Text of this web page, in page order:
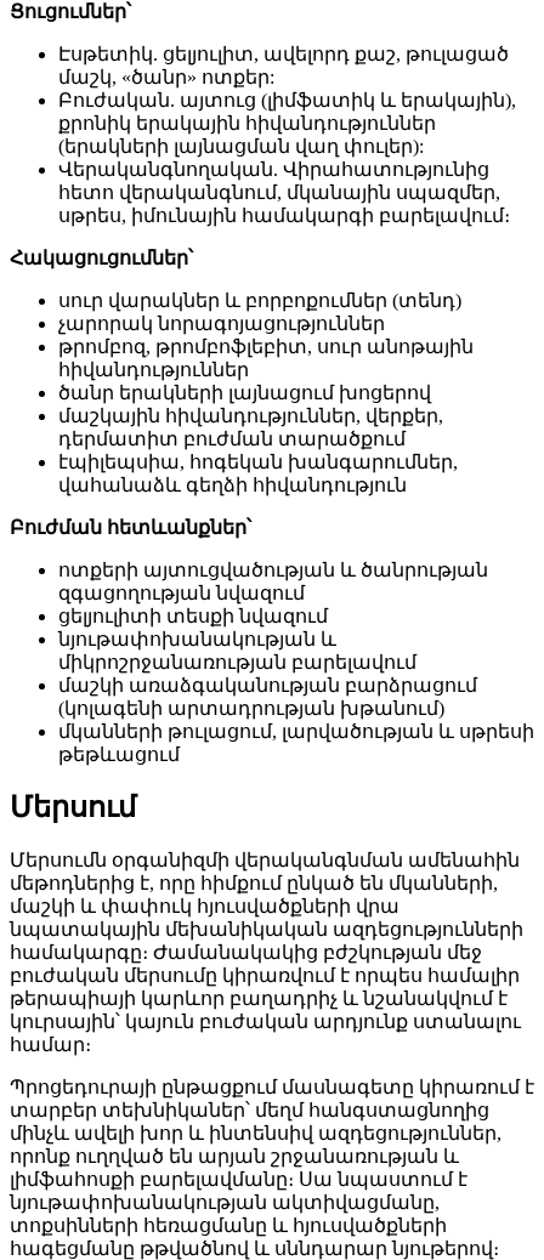
Ցուցումներ՝
Էսթետիկ. ցելյուլիտ, ավելորդ քաշ, թուլացած
մաշկ, «ծանր» ոտքեր:
Բուժական. այտուց (լիմֆատիկ և երակային),
քրոնիկ երակային հիվանդություններ
(երակների լայնացման վաղ փուլեր):
Վերականգնողական. Վիրահատությունից
հետո վերականգնում, մկանային սպազմեր,
սթրես, իմունային համակարգի բարելավում։
Հակացուցումներ՝
սուր վարակներ և բորբոքումներ (տենդ)
չարորակ նորագոյացություններ
թրոմբոզ, թրոմբոֆլեբիտ, սուր անոթային
հիվանդություններ
ծանր երակների լայնացում խոցերով
մաշկային հիվանդություններ, վերքեր,
դերմատիտ բուժման տարածքում
էպիլեպսիա, հոգեկան խանգարումներ,
վահանաձև գեղձի հիվանդություն
Բուժման հետևանքներ՝
ոտքերի այտուցվածության և ծանրության
զգացողության նվազում
ցելյուլիտի տեսքի նվազում
նյութափոխանակության և
միկրոշրջանառության բարելավում
մաշկի առաձգականության բարձրացում
(կոլագենի արտադրության խթանում)
մկանների թուլացում, լարվածության և սթրեսի
թեթևացում
Մերսում
Մերսումն օրգանիզմի վերականգնման ամենահին
մեթոդներից է, որը հիմքում ընկած են մկանների,
մաշկի և փափուկ հյուսվածքների վրա
նպատակային մեխանիկական ազդեցությունների
համակարգը։ Ժամանակակից բժշկության մեջ
բուժական մերսումը կիրառվում է որպես համալիր
թերապիայի կարևոր բաղադրիչ և նշանակվում է
կուրսային՝ կայուն բուժական արդյունք ստանալու
համար։
Պրոցեդուրայի ընթացքում մասնագետը կիրառում է
տարբեր տեխնիկաներ՝ մեղմ հանգստացնողից
մինչև ավելի խոր և ինտենսիվ ազդեցություններ,
որոնք ուղղված են արյան շրջանառության և
լիմֆահոսքի բարելավմանը։ Սա նպաստում է
նյութափոխանակության ակտիվացմանը,
տոքսինների հեռացմանը և հյուսվածքների
հագեցմանը թթվածնով և սննդարար նյութերով։